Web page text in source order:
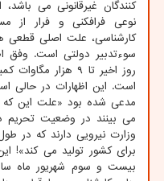
کنندگان غیرقانونی می
نوعی فرافکنی و فرار از
کارشناسی، علت اصلی قطعی
سوءتدبیر دولتی است. وفق
روز اخیر تا ۹ هزار
است. این اظهارات در حالی
مدعی شده بود «علت این که
می بینند در وضعیت تحریم
برای کشور تولید می کند»!
بیست و سوم شهریور ماه